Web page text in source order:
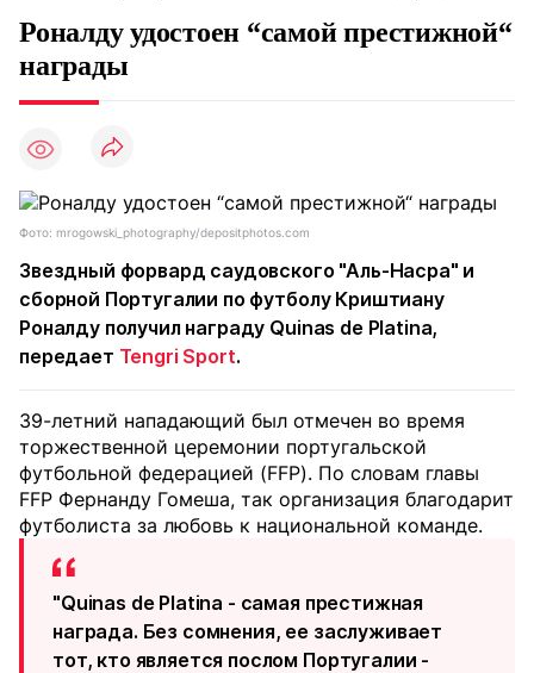
Роналду удостоен “самой престижной“
награды
Фото: mrogowski_photography/depositphotos.com
Звездный форвард саудовского "Аль-Насра" и
сборной Португалии по футболу Криштиану
Роналду получил награду Quinas de Platina,
передает Tengri Sport.
39-летний нападающий был отмечен во время
торжественной церемонии португальской
футбольной федерацией (FFP). По словам главы
FFP Фернанду Гомеша, так организация благодарит
футболиста за любовь к национальной команде.
"Quinas de Platina - самая престижная
награда. Без сомнения, ее заслуживает
тот, кто является послом Португалии -